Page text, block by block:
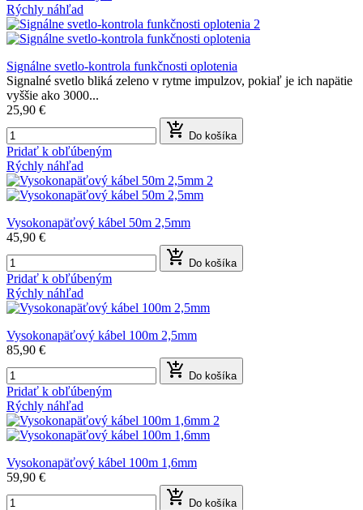
Rýchly náhľad
Signálne svetlo-kontrola funkčnosti oplotenia
Signalné svetlo bliká zeleno v rytme impulzov, pokiaľ je ich napätie
vyššie ako 3000...
25,90 €
 Do košíka
Pridať k obľúbeným
Rýchly náhľad
Vysokonapäťový kábel 50m 2,5mm
45,90 €
 Do košíka
Pridať k obľúbeným
Rýchly náhľad
Vysokonapäťový kábel 100m 2,5mm
85,90 €
 Do košíka
Pridať k obľúbeným
Rýchly náhľad
Vysokonapäťový kábel 100m 1,6mm
59,90 €
 Do košíka